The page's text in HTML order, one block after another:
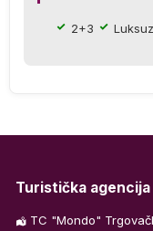
2+3
Turistička agencija
TC "Mondo"